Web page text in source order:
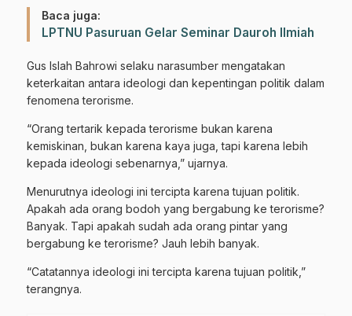
Baca juga:
LPTNU Pasuruan Gelar Seminar Dauroh Ilmiah
Gus Islah Bahrowi selaku narasumber mengatakan
keterkaitan antara ideologi dan kepentingan politik dalam
fenomena terorisme.
“Orang tertarik kepada terorisme bukan karena
kemiskinan, bukan karena kaya juga, tapi karena lebih
kepada ideologi sebenarnya,” ujarnya.
Menurutnya ideologi ini tercipta karena tujuan politik.
Apakah ada orang bodoh yang bergabung ke terorisme?
Banyak. Tapi apakah sudah ada orang pintar yang
bergabung ke terorisme? Jauh lebih banyak.
“Catatannya ideologi ini tercipta karena tujuan politik,”
terangnya.